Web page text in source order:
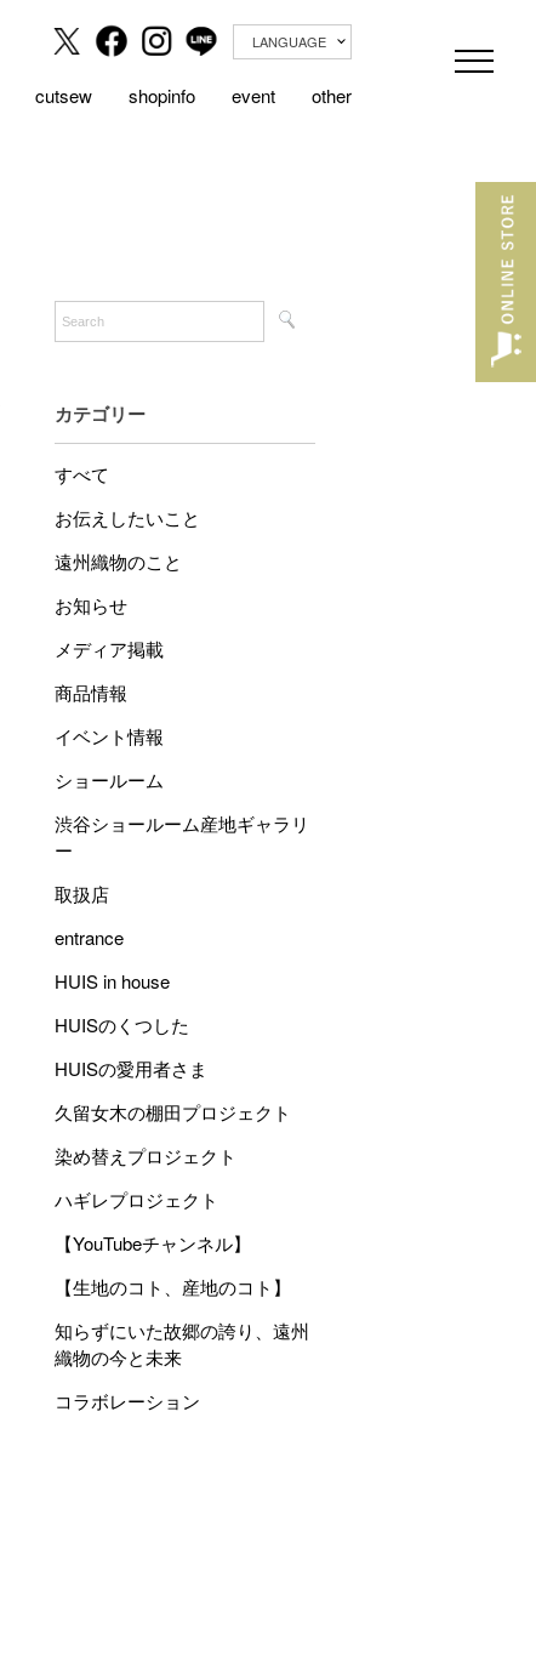
LANGUAGE
cutsew shopinfo event other
カテゴリー
すべて
お伝えしたいこと
遠州織物のこと
お知らせ
メディア掲載
商品情報
イベント情報
ショールーム
渋谷ショールーム産地ギャラリ
ー
取扱店
entrance
HUIS in house
HUISのくつした
HUISの愛用者さま
久留女木の棚田プロジェクト
染め替えプロジェクト
ハギレプロジェクト
【YouTubeチャンネル】
【生地のコト、産地のコト】
知らずにいた故郷の誇り、遠州
織物の今と未来
コラボレーション